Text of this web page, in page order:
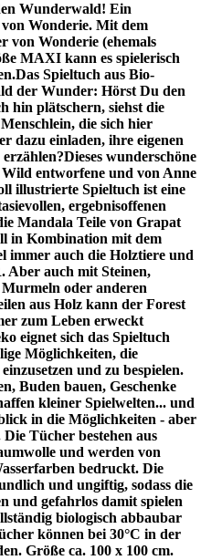
Wunderwald! Ein
Wonderie. Mit dem
von Wonderie (ehemals
MAXI kann es spielerisch
Spieltuch aus Bio-
der Wunder: Hörst Du den
hin plätschern, siehst die
die sich hier
dazu einladen, ihre eigenen
wunderschöne
entworfene und von Anne
illustrierte Spieltuch ist eine
ergebnisoffenen
Mandala Teile von Grapat
in Kombination mit dem
immer auch die Holztiere und
auch mit Steinen,
oder anderen
aus Holz kann der Forest
zum Leben erweckt
eignet sich das Spieltuch
Möglichkeiten, die
und zu bespielen.
Buden bauen, Geschenke
kleiner Spielwelten... und
in die Möglichkeiten - aber
Tücher bestehen aus
und werden von
bedruckt. Die
und ungiftig, sodass die
und gefahrlos damit spielen
biologisch abbaubar
können bei 30°C in der
Größe ca. 100 x 100 cm.